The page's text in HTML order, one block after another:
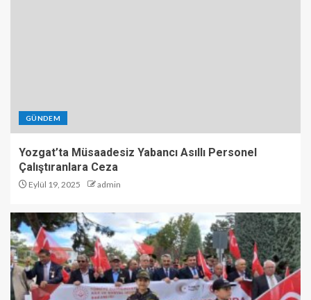
GÜNDEM
Yozgat’ta Müsaadesiz Yabancı Asıllı Personel
Çalıştıranlara Ceza
Eylül 19, 2025 admin